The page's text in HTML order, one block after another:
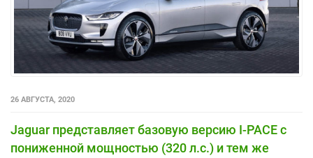
26 АВГУСТА, 2020
Jaguar представляет базовую версию I-PACE с
пониженной мощностью (320 л.с.) и тем же